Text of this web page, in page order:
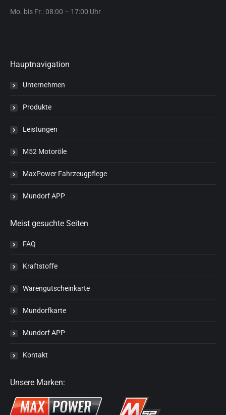
Mo. bis Fr.: 08:00 – 17:00 Uhr
Hauptnavigation
Unternehmen
Produkte
Leistungen
M52 Motoröle
MaxPower Fahrzeugpflege
Mundorf APP
Meist gesuchte Seiten
FAQ
Kraftstoffe
Warengutscheinkarte
Mundorfkarte
Mundorf APP
Kontakt
Unsere Marken: